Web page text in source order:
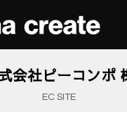
会社ピーコンポ
EC SITE